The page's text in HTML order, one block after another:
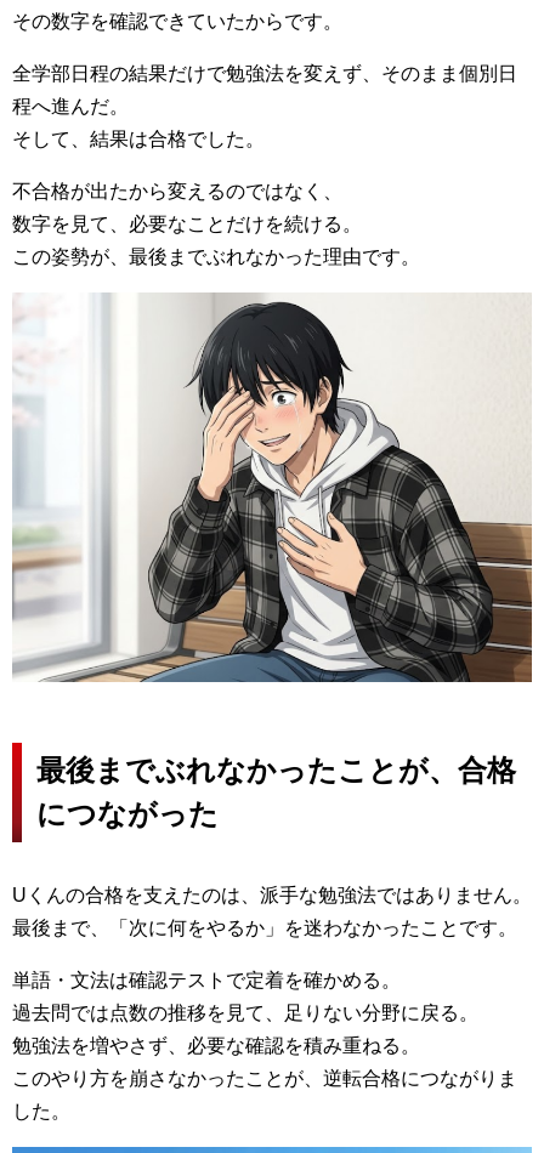
その数字を確認できていたからです。
全学部日程の結果だけで勉強法を変えず、そのまま個別日
程へ進んだ。
そして、結果は合格でした。
不合格が出たから変えるのではなく、
数字を見て、必要なことだけを続ける。
この姿勢が、最後までぶれなかった理由です。
最後までぶれなかったことが、合格
につながった
Uくんの合格を支えたのは、派手な勉強法ではありません。
最後まで、「次に何をやるか」を迷わなかったことです。
単語・文法は確認テストで定着を確かめる。
過去問では点数の推移を見て、足りない分野に戻る。
勉強法を増やさず、必要な確認を積み重ねる。
このやり方を崩さなかったことが、逆転合格につながりま
した。